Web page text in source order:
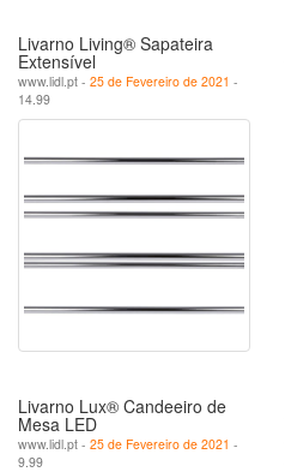
Livarno Living® Sapateira
Extensível
www.lidl.pt - 25 de Fevereiro de 2021 -
14.99
Livarno Lux® Candeeiro de
Mesa LED
www.lidl.pt - 25 de Fevereiro de 2021 -
9.99